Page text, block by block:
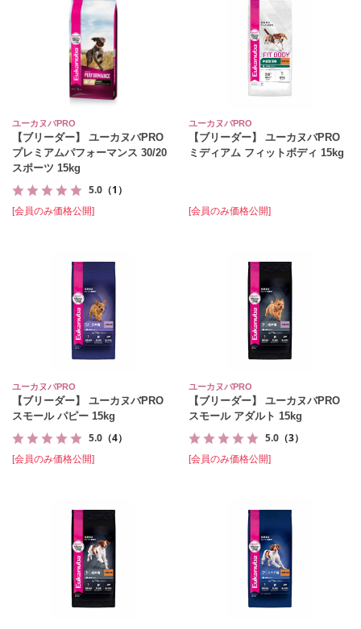
ユーカヌバPRO
【ブリーダー】 ユーカヌバPRO
プレミアムパフォーマンス 30/20
スポーツ 15kg
5.0 （1）
[会員のみ価格公開]
ユーカヌバPRO
【ブリーダー】 ユーカヌバPRO
ミディアム フィットボディ 15kg
[会員のみ価格公開]
ユーカヌバPRO
【ブリーダー】 ユーカヌバPRO
スモール パピー 15kg
5.0 （4）
[会員のみ価格公開]
ユーカヌバPRO
【ブリーダー】 ユーカヌバPRO
スモール アダルト 15kg
5.0 （3）
[会員のみ価格公開]